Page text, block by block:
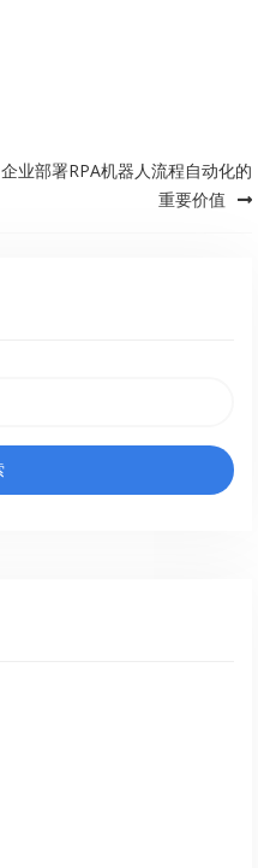
企业部署RPA机器人流程自动化的
重要价值